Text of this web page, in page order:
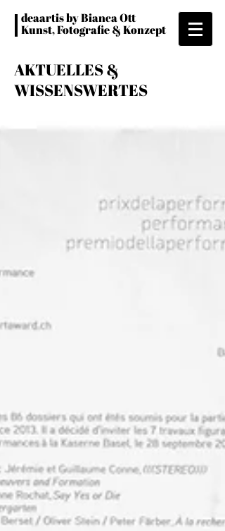
deaartis by Bianca Ott
Kunst, Fotografie & Konzept
AKTUELLES &
WISSENSWERTES